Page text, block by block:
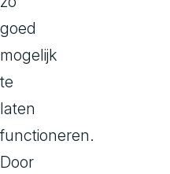
goed
mogelijk
te
laten
functioneren.
Door